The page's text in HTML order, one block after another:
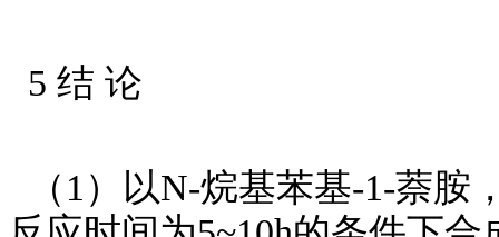
5 结 论
（1）以N-烷基苯基-1-萘胺